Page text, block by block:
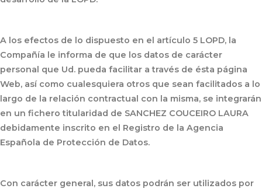
A los efectos de lo dispuesto en el artículo 5 LOPD, la
Compañía le informa de que los datos de carácter
personal que Ud. pueda facilitar a través de ésta página
Web, así como cualesquiera otros que sean facilitados a lo
largo de la relación contractual con la misma, se integrarán
en un fichero titularidad de SANCHEZ COUCEIRO LAURA
debidamente inscrito en el Registro de la Agencia
Española de Protección de Datos.
Con carácter general, sus datos podrán ser utilizados por